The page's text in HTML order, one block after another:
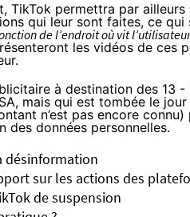
TikTok permettra par
qui leur sont faites, ce qui
de l’endroit où vit
les vidéos de ces
à destination des 13 -
mais qui est tombée le
n’est pas encore
des données personnelles.
désinformation
sur les actions des
de suspension